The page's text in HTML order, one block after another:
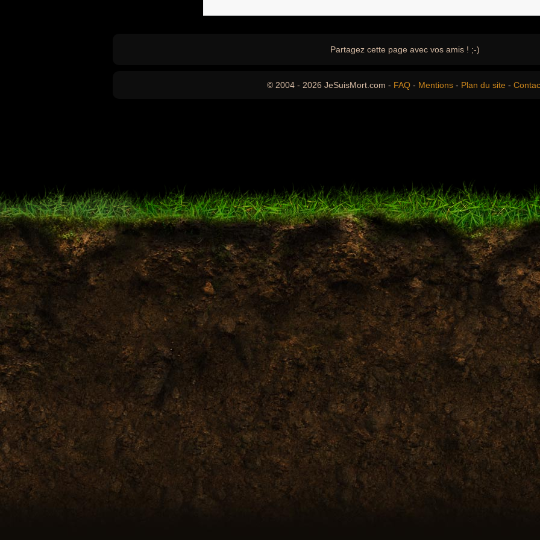
Partagez cette page avec vos amis ! ;-)
© 2004 - 2026 JeSuisMort.com - FAQ - Mentions - Plan du site -